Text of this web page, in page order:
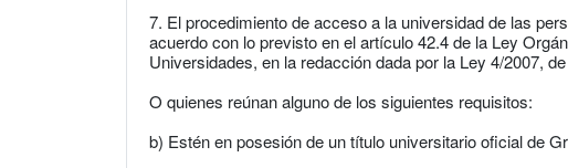
7. El procedimiento de acceso a la universidad de las
acuerdo con lo previsto en el artículo 42.4 de la Ley
Universidades, en la redacción dada por la Ley 4/2007,
O quienes reúnan alguno de los siguientes requisitos:
b) Estén en posesión de un título universitario oficial de